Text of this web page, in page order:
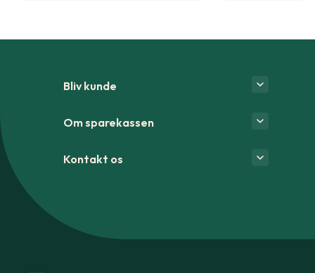
Bliv kunde
Om sparekassen
Kontakt os